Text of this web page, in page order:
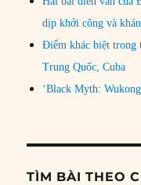
dịp khởi công và
Điểm khác biệt trong
Trung Quốc, Cuba
‘Black Myth:
TÌM BÀI THEO